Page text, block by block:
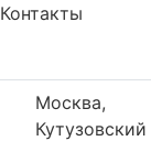
Контакты
Москва,